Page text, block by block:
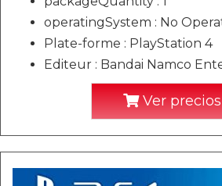
operatingSystem : No
Plate-forme : PlayStation 4
Editeur : Bandai Namco
Ver